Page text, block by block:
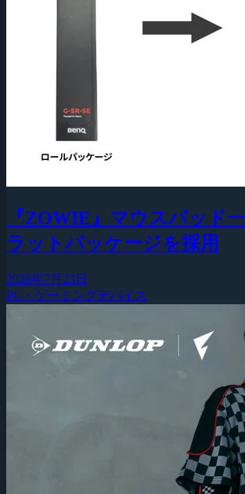
『ZOWIE』マウスパッド
ラットパッケージを採用
2026年7月23日
PC・ゲーミングデバイス